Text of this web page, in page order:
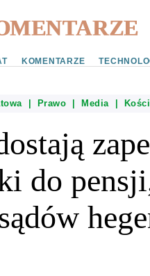
KOMENTARZE
| Prawo Media|
do